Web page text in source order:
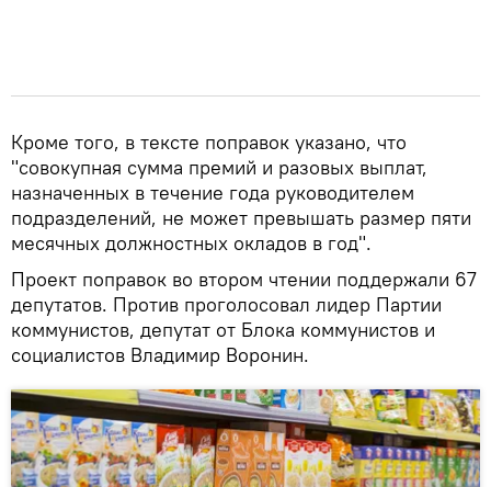
Кроме того, в тексте поправок указано, что
"совокупная сумма премий и разовых выплат,
назначенных в течение года руководителем
подразделений, не может превышать размер пяти
месячных должностных окладов в год".
Проект поправок во втором чтении поддержали 67
депутатов. Против проголосовал лидер Партии
коммунистов, депутат от Блока коммунистов и
социалистов Владимир Воронин.